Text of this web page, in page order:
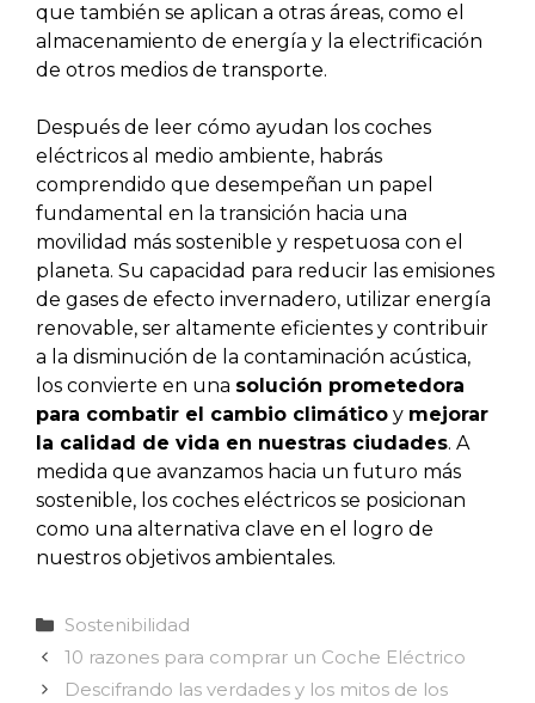
que también se aplican a otras áreas, como el
almacenamiento de energía y la electrificación
de otros medios de transporte.
Después de leer cómo ayudan los coches
eléctricos al medio ambiente, habrás
comprendido que desempeñan un papel
fundamental en la transición hacia una
movilidad más sostenible y respetuosa con el
planeta. Su capacidad para reducir las emisiones
de gases de efecto invernadero, utilizar energía
renovable, ser altamente eficientes y contribuir
a la disminución de la contaminación acústica,
los convierte en una solución prometedora
para combatir el cambio climático y mejorar
la calidad de vida en nuestras ciudades. A
medida que avanzamos hacia un futuro más
sostenible, los coches eléctricos se posicionan
como una alternativa clave en el logro de
nuestros objetivos ambientales.
Categorías
Sostenibilidad
10 razones para comprar un Coche Eléctrico
Descifrando las verdades y los mitos de los